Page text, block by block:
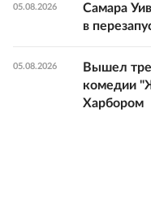
05.08.2026
Самара
в
05.08.2026
Вышел
комедии
Харбором